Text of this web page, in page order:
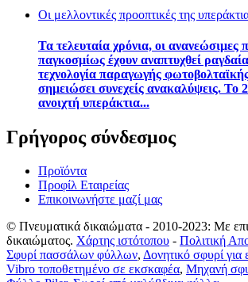
Οι μελλοντικές προοπτικές της
Τα τελευταία χρόνια, οι ανανεώσιμες
παγκοσμίως έχουν αναπτυχθεί
τεχνολογία παραγωγής φωτοβολταϊκής
σημειώσει συνεχείς ανακαλύψεις. Το
ανοιχτή υπεράκτια...
Γρήγορος σύνδεσμος
Προϊόντα
Προφίλ Εταιρείας
Επικοινωνήστε μαζί μας
© Πνευματικά δικαιώματα - 2010-2023: Με
δικαιώματος. Χάρτης ιστότοπου - Πολιτική
Σφυρί πασσάλων φύλλων, Δονητικό σφυρί
Vibro τοποθετημένο σε εκσκαφέα, Μηχανή